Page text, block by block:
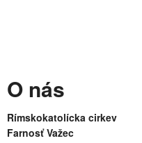
O nás
Rímskokatolícka cirkev
Farnosť Važec